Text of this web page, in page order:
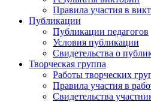
Правила участия в
Публикации
Публикации педагогов
Условия публикации
Свидетельства о
Творческая группа
Работы творческих
Правила участия в
Свидетельства